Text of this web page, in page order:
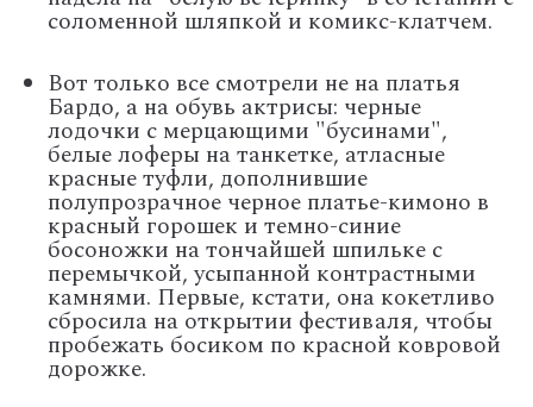
соломенной шляпкой и комикс-клатчем.
Вот только все смотрели не на платья
Бардо, а на обувь актрисы: черные
лодочки с мерцающими "бусинами",
белые лоферы на танкетке, атласные
красные туфли, дополнившие
полупрозрачное черное платье-кимоно в
красный горошек и темно-синие
босоножки на тончайшей шпильке с
перемычкой, усыпанной контрастными
камнями. Первые, кстати, она кокетливо
сбросила на открытии фестиваля, чтобы
пробежать босиком по красной ковровой
дорожке.